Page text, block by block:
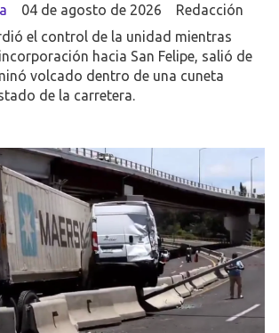
Redacción
04 de agosto de 2026
el control de la unidad mientras
hacia San Felipe, salió de
volcado dentro de una cuneta
de la carretera.